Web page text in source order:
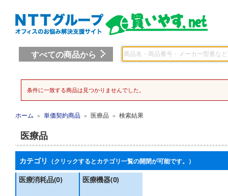
すべての商品から
条件に一致する商品は見つかりませんでした。
ホーム ＞ 単価契約商品 ＞ 医療品 ＞ 検索結果
医療品
カテゴリ （クリックするとカテゴリ一覧の開閉が可能です。）
医療消耗品(0) 医療機器(0)